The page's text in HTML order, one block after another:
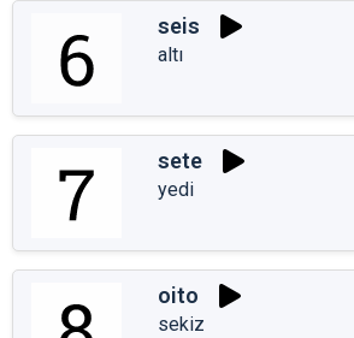
seis
altı
sete
yedi
oito
sekiz